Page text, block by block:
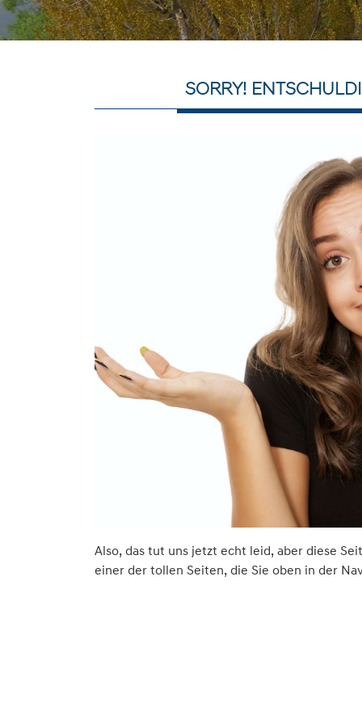
SORRY!
Also, das tut uns jetzt echt leid, aber diese
einer der tollen Seiten, die Sie oben in der